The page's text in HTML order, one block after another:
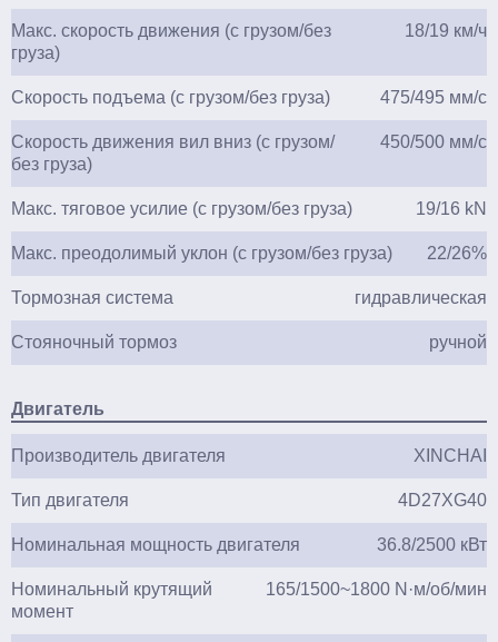
Макс. скорость движения (с грузом/без
груза)
18/19 км/ч
Скорость подъема (с грузом/без груза) 475/495 мм/с
Скорость движения вил вниз (с грузом/
без груза)
450/500 мм/с
Макс. тяговое усилие (с грузом/без груза) 19/16 kN
Макс. преодолимый уклон (с грузом/без груза) 22/26%
Тормозная система гидравлическая
Стояночный тормоз ручной
Двигатель
Производитель двигателя XINCHAI
Тип двигателя 4D27XG40
Номинальная мощность двигателя 36.8/2500 кВт
Номинальный крутящий
момент
165/1500~1800 N·м/об/мин